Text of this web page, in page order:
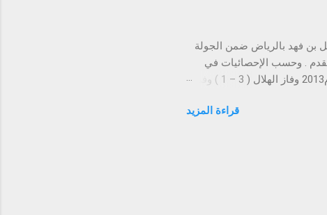
بن فهد بالرياض ضمن الجولة
. وحسب الإحصائيات في
المواجهات يتفوق الهلال، والتقى الفريقان مرتين في دور المجموعات لنسخة عام2013 وفاز الهلال ( 3 – 1 ) وفي
الماضية بالجولة
قراءة المزيد